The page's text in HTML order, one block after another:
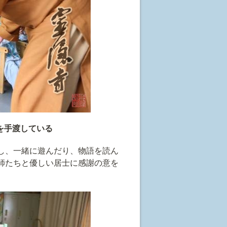
手渡している
、一緒に遊んだり、物語を読ん
たちと優しい居士に感謝の意を